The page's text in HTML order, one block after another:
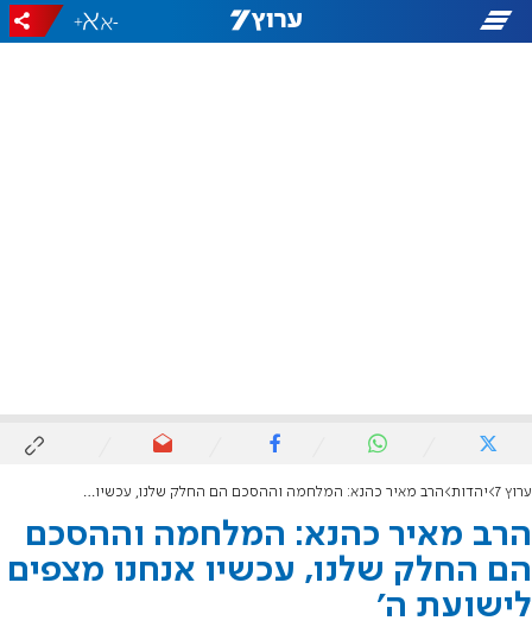
-
+
ערוץ 7 יהדות הרב מאיר כהנא: המלחמה וההסכם הם החלק שלנו, עכשיו אנחנו מצפים לישועת ה'
הרב מאיר כהנא: המלחמה וההסכם
הם החלק שלנו, עכשיו אנחנו מצפים
לישועת ה'